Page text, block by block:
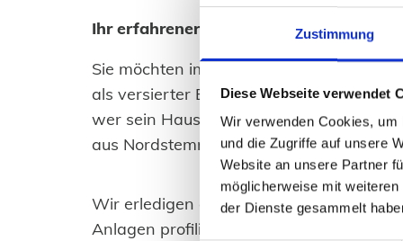
Zustimmung
Diese Webseite verwendet
Wir verwenden Cookies,
und die Zugriffe auf unsere
Website an unsere Partner
möglicherweise mit
der Dienste gesammelt
Ihr erfahrener Partner für
Sie möchten im Raum Hildesheim Ihren
als versierter Baggerbetrieb
wer sein Haus fachgerecht freilegen
aus Nordstemmen bei Springe ebenso
Wir erledigen allerdings nicht nur
Anlagen profilieren möchte, ist bei dem